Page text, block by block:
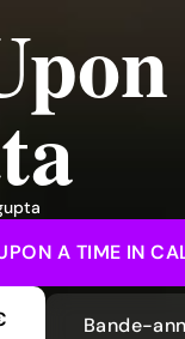
A TIME IN
Bande-